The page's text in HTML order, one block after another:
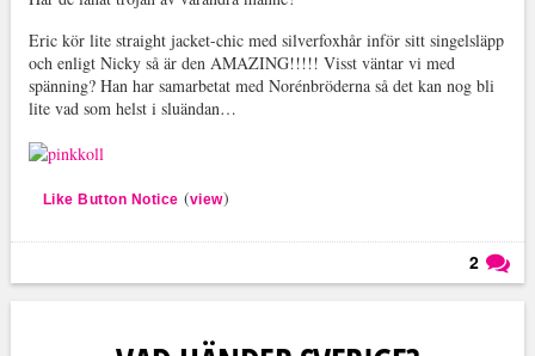
Eric kör lite straight jacket-chic med silverfoxhår inför sitt singelsläpp
och enligt Nicky så är den AMAZING!!!!! Visst väntar vi med
spänning? Han har samarbetat med Norénbröderna så det kan nog bli
lite vad som helst i sluändan…
Like Button Notice (view)
2